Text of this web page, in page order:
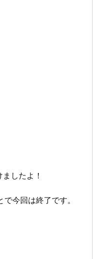
したよ！
今回は終了です。